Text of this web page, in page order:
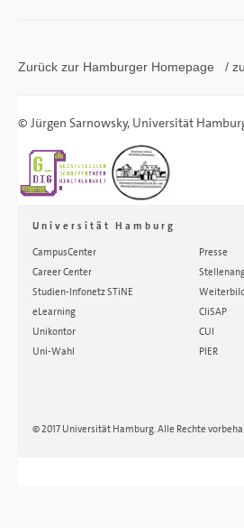
Zurück zur Hamburger Homepage /
© Jürgen Sarnowsky, Universität